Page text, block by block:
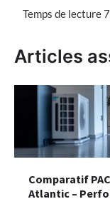
Articles
Comparatif
Atlantic –